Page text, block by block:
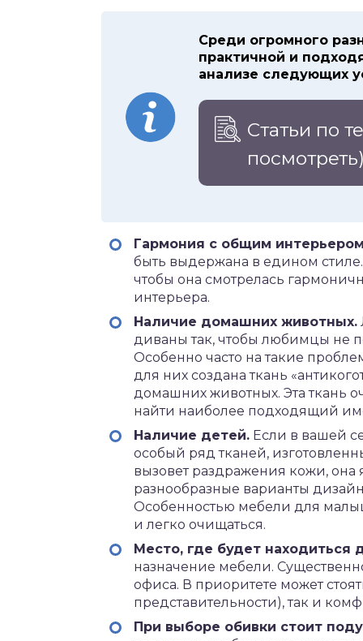
Среди огромного
практичной и
анализе следующих
Статьи по
Гармония с общим
быть выдержана в едином
чтобы она смотрелась
интерьера.
Наличие домашних животных.
диваны так, чтобы любимцы не
Особенно часто на такие
для них создана ткань
домашних животных. Эта ткань
найти наиболее подходящий
Наличие детей. Если в вашей
особый ряд тканей,
вызовет раздражения кожи, она
разнообразные варианты
Особенностью мебели для
и легко очищаться.
Место, где будет находиться
назначение мебели.
офиса. В приоритете может
представительности), так и
При выборе обивки стоит